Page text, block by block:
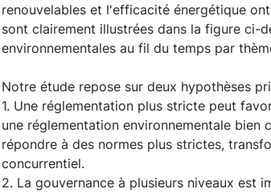
renouvelables et l'efficacité énergétique
sont clairement illustrées dans la figure ci-
environnementales au fil du temps par
Notre étude repose sur deux hypothèses
1. Une réglementation plus stricte peut
une réglementation environnementale
répondre à des normes plus strictes,
concurrentiel.
2. La gouvernance à plusieurs niveaux est